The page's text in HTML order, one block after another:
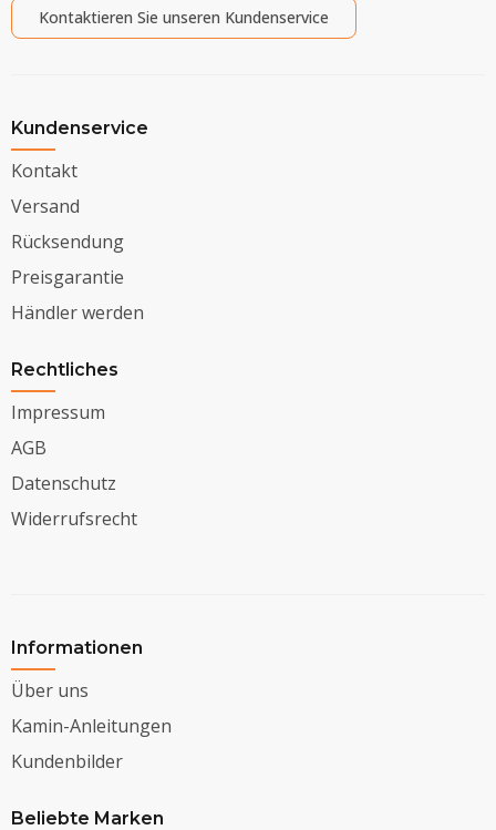
Kontaktieren Sie unseren Kundenservice
Kundenservice
Kontakt
Versand
Rücksendung
Preisgarantie
Händler werden
Rechtliches
Impressum
AGB
Datenschutz
Widerrufsrecht
Informationen
Über uns
Kamin-Anleitungen
Kundenbilder
Beliebte Marken